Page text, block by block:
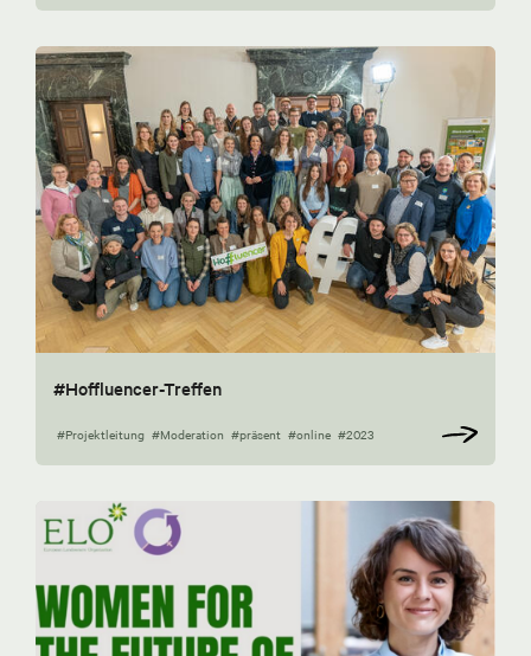
#Hoffluencer-Treffen
#Projektleitung #Moderation #präsent #online #2023